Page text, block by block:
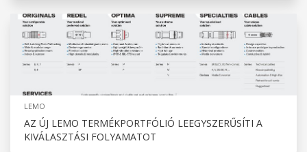
LEMO
AZ ÚJ LEMO TERMÉKPORTFÓLIÓ LEEGYSZERŰSÍTI A
KIVÁLASZTÁSI FOLYAMATOT